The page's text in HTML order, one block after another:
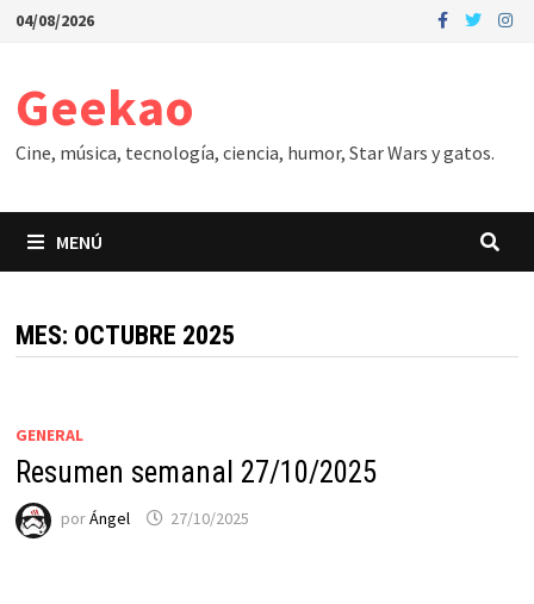
Saltar
04/08/2026
Geekao
Cine, música, tecnología, ciencia, humor, Star Wars y gatos.
MENÚ
MES: OCTUBRE 2025
GENERAL
Resumen semanal 27/10/2025
porÁngel 27/10/2025